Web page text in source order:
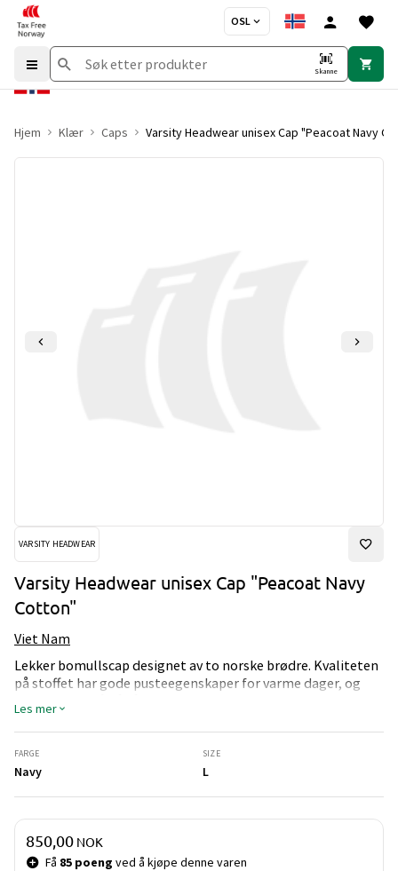
OSL
Skanne
Hjem Klær Caps Varsity Headwear unisex Cap "Peacoat Navy
VARSITY HEADWEAR
Varsity Headwear unisex Cap "Peacoat Navy
Cotton"
Viet Nam
Lekker bomullscap designet av to norske brødre. Kvaliteten
på stoffet har gode pusteegenskaper for varme dager, og
egner seg også på våte dager da stoffet er vannavvisende.
Capen er enkel å tilpasse, da den har en justerbar rem av
nylon bak.
Les mer
FARGE
Navy
SIZE
L
Pris og mengde
Få 85 poeng ved å kjøpe denne varen
850,00 NOK